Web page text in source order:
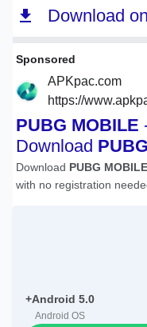
Android 5.0+
Android OS